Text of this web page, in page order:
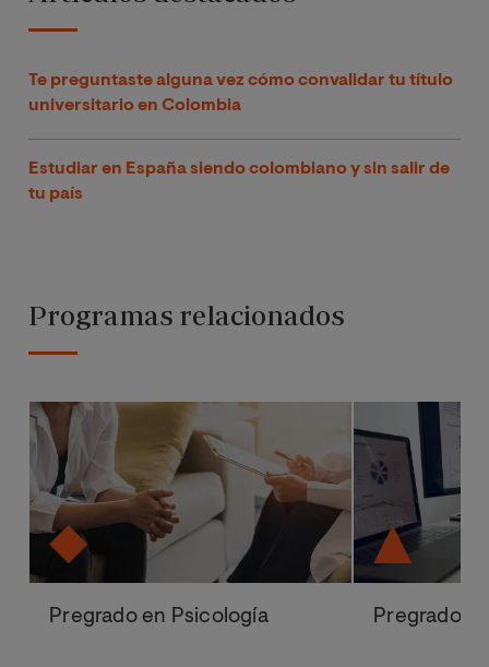
Te preguntaste alguna vez cómo convalidar tu título
universitario en Colombia
Estudiar en España siendo colombiano y sin salir de
tu país
Programas relacionados
Pregrado en Psicología Pregrado